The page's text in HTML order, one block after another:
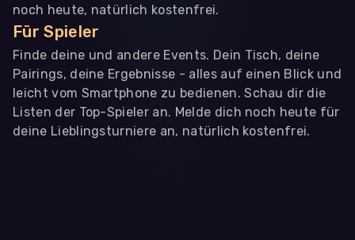
noch heute, natürlich kostenfrei.
Für Spieler
Finde deine und andere Events. Dein Tisch, deine
Pairings, deine Ergebnisse - alles auf einen Blick und
leicht vom Smartphone zu bedienen. Schau dir die
Listen der Top-Spieler an. Melde dich noch heute für
deine Lieblingsturniere an, natürlich kostenfrei.